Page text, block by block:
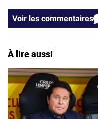
Voir les commentaires
À lire aussi